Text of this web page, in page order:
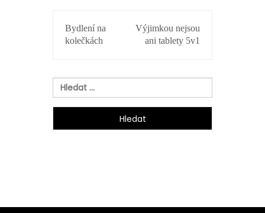
PRO
PŘÍSPĚVEK
Bydlení na
kolečkách
Výjimkou nejsou
ani tablety 5v1
Vyhledávání